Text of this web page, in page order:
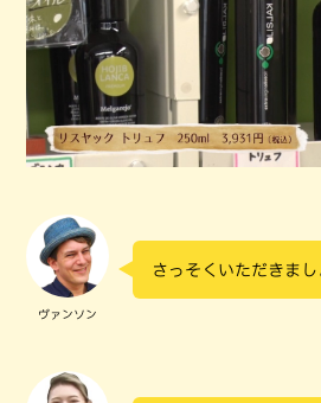
ヴァンソン
さっそくいただきまし